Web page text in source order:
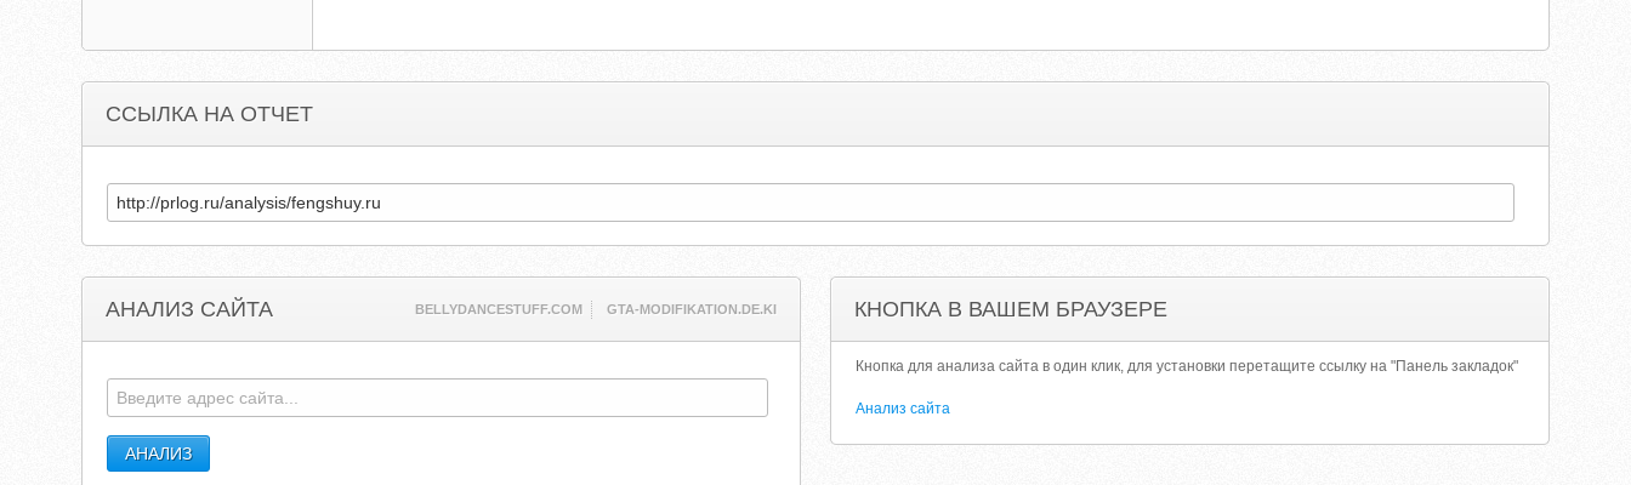
ССЫЛКА НА ОТЧЕТ
АНАЛИЗ САЙТА BELLYDANCESTUFF.COM GTA-MODIFIKATION.DE.KI КНОПКА В ВАШЕМ БРАУЗЕРЕ
Кнопка для анализа сайта в один клик, для установки перетащите ссылку на "Панель закладок"
Анализ сайта